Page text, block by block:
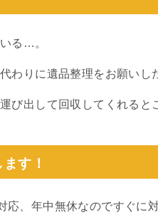
る…。
わりに遺品整理をお願いし
び出して回収してくれると
す！
応、年中無休なのですぐに